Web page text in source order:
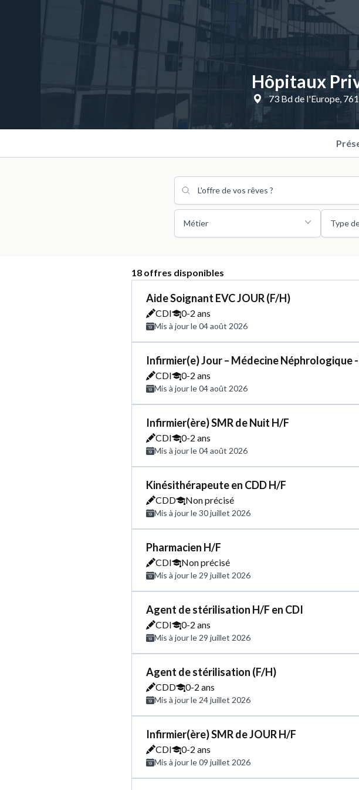
Hôpitaux
73 Bd de l'Europe,
Métier Type
18 offres disponibles
Aide Soignant EVC JOUR (F/H)
CDI 0-2 ans
Mis à jour le 04 août 2026
Infirmier(e) Jour – Médecine Néphrologique
CDI 0-2 ans
Mis à jour le 04 août 2026
Infirmier(ère) SMR de Nuit H/F
CDI 0-2 ans
Mis à jour le 04 août 2026
Kinésithérapeute en CDD H/F
CDD Non précisé
Mis à jour le 30 juillet 2026
Pharmacien H/F
CDI Non précisé
Mis à jour le 29 juillet 2026
Agent de stérilisation H/F en CDI
CDI 0-2 ans
Mis à jour le 29 juillet 2026
Agent de stérilisation (F/H)
CDD 0-2 ans
Mis à jour le 24 juillet 2026
Infirmier(ère) SMR de JOUR H/F
CDI 0-2 ans
Mis à jour le 09 juillet 2026